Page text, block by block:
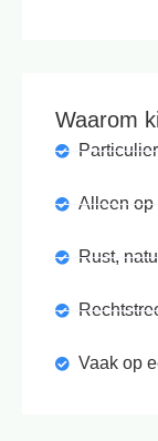
Waarom
Alleen op
Rust,
Vaak op